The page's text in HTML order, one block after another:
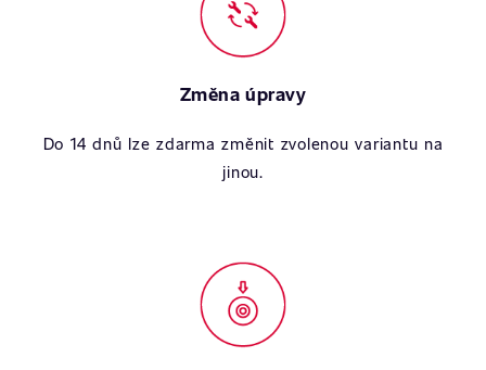
Změna úpravy
Do 14 dnů lze zdarma změnit zvolenou variantu na
jinou.